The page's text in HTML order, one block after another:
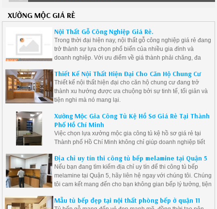
XƯỞNG MỘC GIÁ RẺ
Nội Thất Gỗ Công Nghiệp Giá Rẻ.
Trong thời đại hiện nay, nội thất gỗ công nghiệp giá rẻ đang
trở thành sự lựa chọn phổ biến của nhiều gia đình và
doanh nghiệp. Với ưu điểm về giá thành phải chăng, đa
pháp lý tưởng cho những ai muốn tạo ra không gian sống
hiện đại mà vẫn tiết kiệm chi phí.
Thiết Kế Nội Thất Hiện Đại Cho Căn Hộ Chung Cư
Thiết kế nội thất hiện đại cho căn hộ chung cư đang trở
thành xu hướng được ưa chuộng bởi sự tinh tế, tối giản và
tiện nghi mà nó mang lại.
Xưởng Mộc Gia Công Tủ Kệ Hồ Sơ Giá Rẻ Tại Thành
Phố Hồ Chí Minh
Việc chọn lựa xưởng mộc gia công tủ kệ hồ sơ giá rẻ tại
Thành phố Hồ Chí Minh không chỉ giúp doanh nghiệp tiết
Địa chỉ uy tín thi công tủ bếp melamine tại Quận 5
Nếu bạn đang tìm kiếm địa chỉ uy tín để thi công tủ bếp
melamine tại Quận 5, hãy liên hệ ngay với chúng tôi. Chúng
tôi cam kết mang đến cho bạn không gian bếp lý tưởng, tiện
Mẫu tủ bếp đẹp tại nội thất phòng bếp ở quận 11